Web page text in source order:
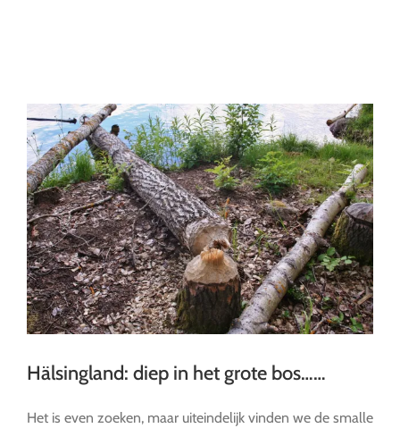
Hälsingland: diep in het grote bos……
Het is even zoeken, maar uiteindelijk vinden we de smalle